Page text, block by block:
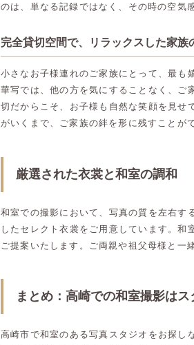
のは、単なる記録ではなく、その時の空気
完全貸切空間で、リラックスした家族
小さなお子様連れのご家族にとって、最も
華写では、他の方を気にすることなく、ご
切だからこそ、お子様も自然な笑顔を見せ
がいくまで、ご家族の絆を形に残すことが
厳選された衣裳と和室の調和
和室での撮影において、写真の質を左右す
したセレクト衣裳をご用意しています。和
ご提案いたします。ご両親や祖父母様と一
まとめ：高崎での和室撮影は
高崎市で和室のある写真スタジオをお探し